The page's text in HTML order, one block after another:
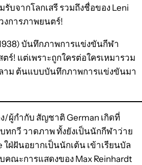
บจากโลกเสรี รวมถึงชื่อของ Leni
งการภาพยนตร์!
บันทึกภาพการแข่งขันกีฬา
ร์! แต่เพราะถูกใครต่อใครเหมารวม
าม ต้นแบบบันทึกภาพการแข่งขันมา
ง/ผู้กำกับ สัญชาติ German เกิดที่
ทกวี วาดภาพ ทั้งยังเป็นนักกีฬาว่าย
ฝ่ฝันอยากเป็นนักเต้น เข้าเรียนบัล
คณะการแสดงของ Max Reinhardt